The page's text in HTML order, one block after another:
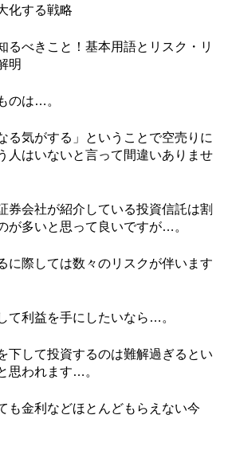
化する戦略
るべきこと！基本用語とリスク・リ
明
のは…。
る気がする」ということで空売りに
人はいないと言って間違いありませ
券会社が紹介している投資信託は割
が多いと思って良いですが…。
に際しては数々のリスクが伴います
て利益を手にしたいなら…。
下して投資するのは難解過ぎるとい
思われます…。
も金利などほとんどもらえない今